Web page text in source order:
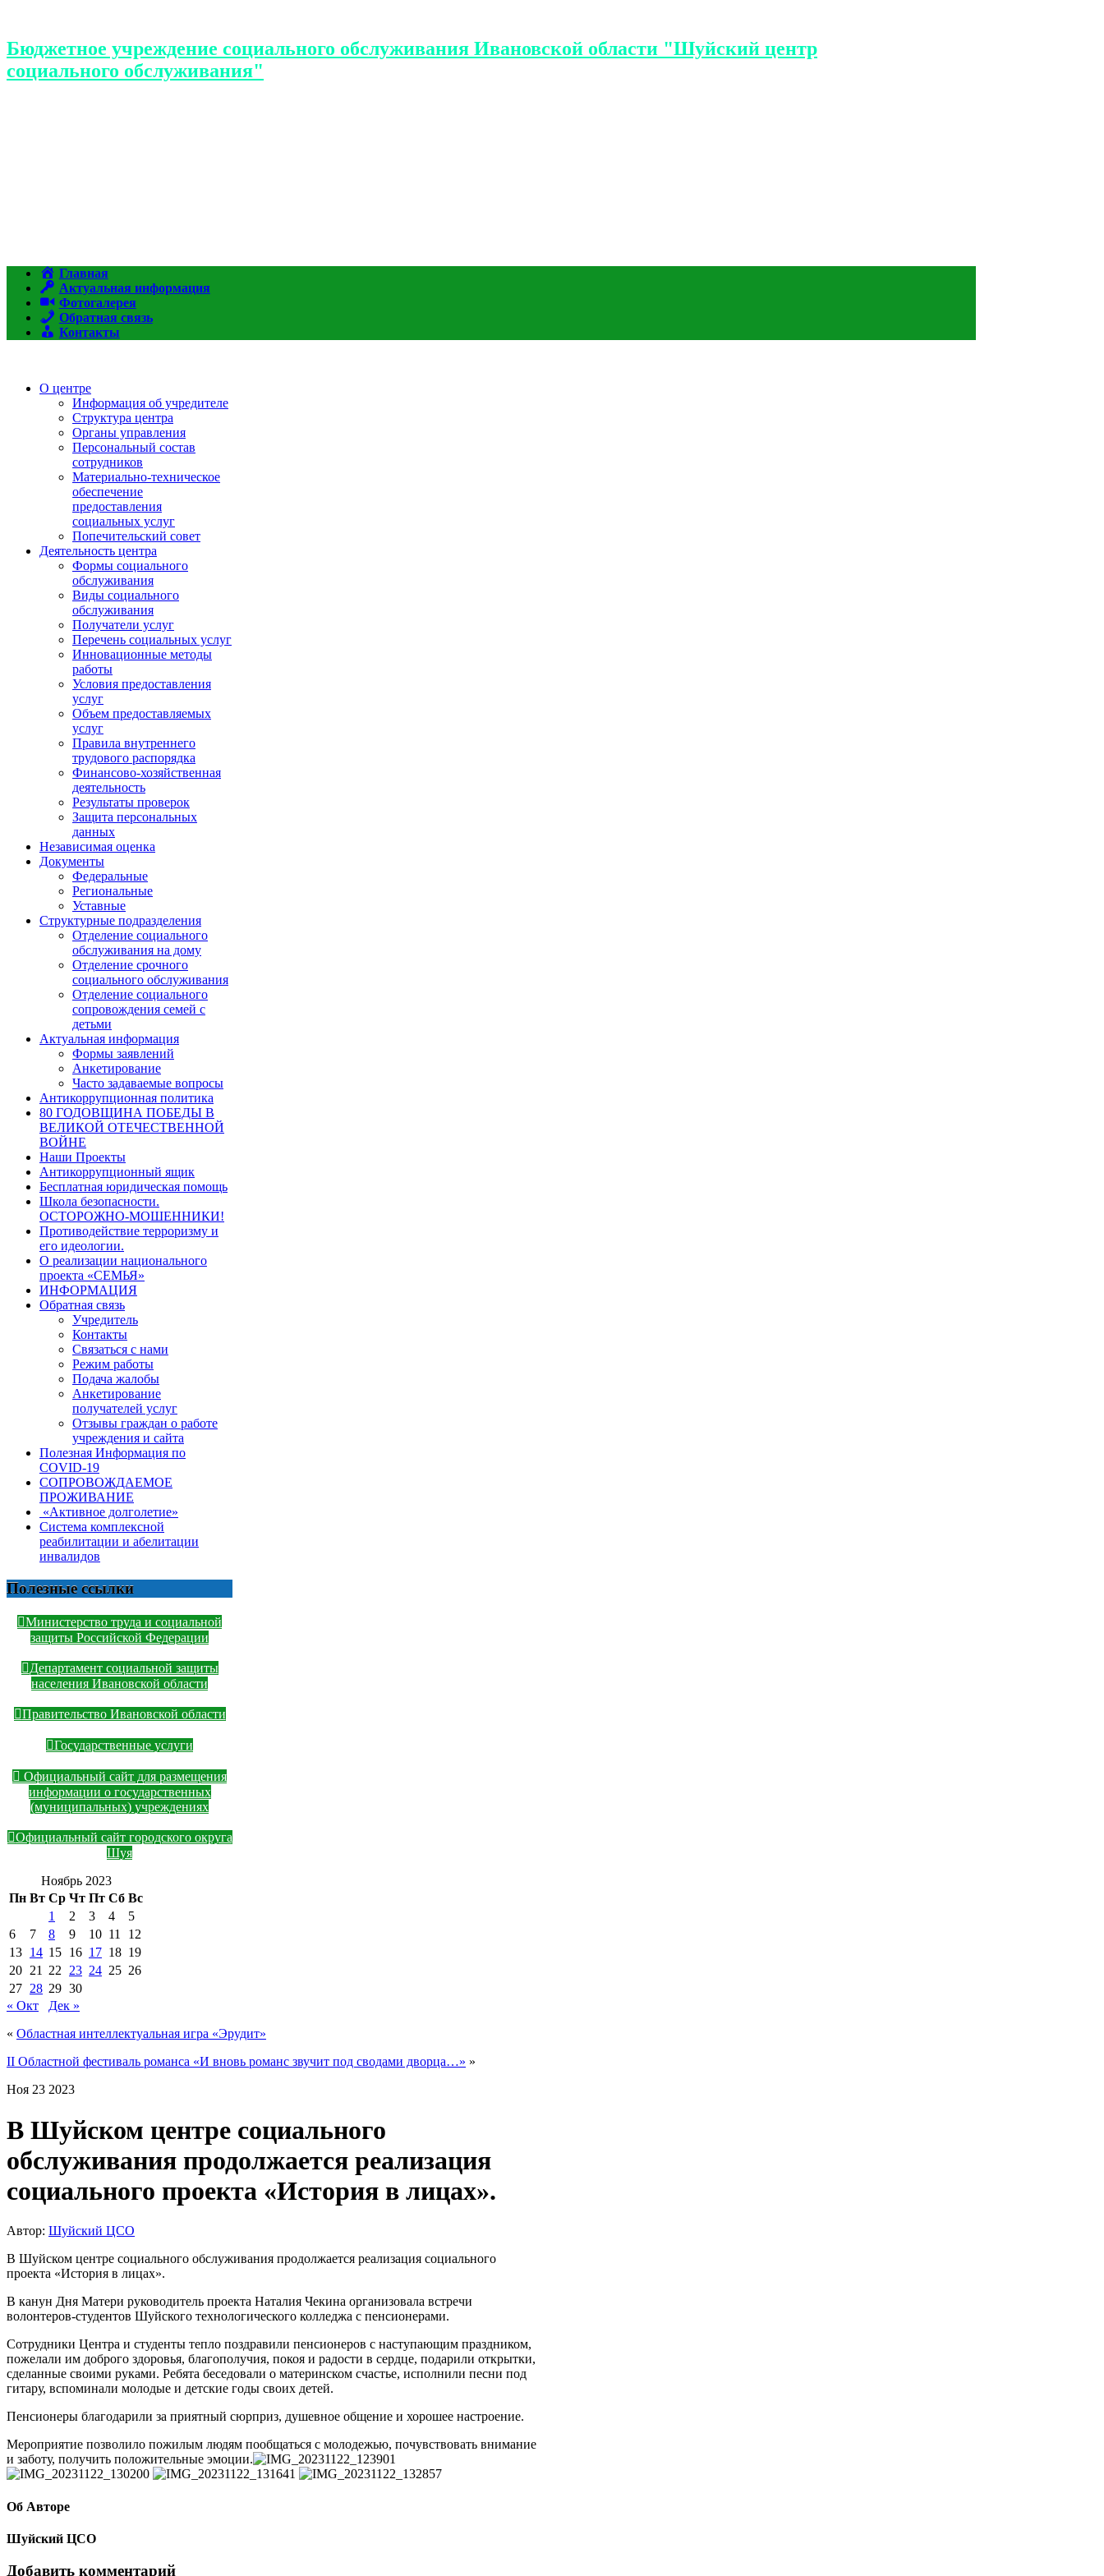
Бюджетное учреждение социального обслуживания Ивановской области "Шуйский центр
социального обслуживания"
Главная
Актуальная информация
Фотогалерея
Обратная связь
Контакты
О центре
Информация об учредителе
Структура центра
Органы управления
Персональный состав
сотрудников
Материально-техническое
обеспечение
предоставления
социальных услуг
Попечительский совет
Деятельность центра
Формы социального
обслуживания
Виды социального
обслуживания
Получатели услуг
Перечень социальных услуг
Инновационные методы
работы
Условия предоставления
услуг
Объем предоставляемых
услуг
Правила внутреннего
трудового распорядка
Финансово-хозяйственная
деятельность
Результаты проверок
Защита персональных
данных
Независимая оценка
Документы
Федеральные
Региональные
Уставные
Структурные подразделения
Отделение социального
обслуживания на дому
Отделение срочного
социального обслуживания
Отделение социального
сопровождения семей с
детьми
Актуальная информация
Формы заявлений
Анкетирование
Часто задаваемые вопросы
Антикоррупционная политика
80 ГОДОВЩИНА ПОБЕДЫ В
ВЕЛИКОЙ ОТЕЧЕСТВЕННОЙ
ВОЙНЕ
Наши Проекты
Антикоррупционный ящик
Бесплатная юридическая помощь
Школа безопасности.
ОСТОРОЖНО-МОШЕННИКИ!
Противодействие терроризму и
его идеологии.
О реализации национального
проекта «СЕМЬЯ»
ИНФОРМАЦИЯ
Обратная связь
Учредитель
Контакты
Связаться с нами
Режим работы
Подача жалобы
Анкетирование
получателей услуг
Отзывы граждан о работе
учреждения и сайта
Полезная Информация по
COVID-19
СОПРОВОЖДАЕМОЕ
ПРОЖИВАНИЕ
«Активное долголетие»
Система комплексной
реабилитации и абелитации
инвалидов
Полезные ссылки
Министерство труда и социальной
защиты Российской Федерации
Департамент социальной защиты
населения Ивановской области
Правительство Ивановской области
Государственные услуги
Официальный сайт для размещения
информации о государственных
(муниципальных) учреждениях
Официальный сайт городского округа
Шуя
Ноябрь 2023
Пн Вт Ср Чт Пт Сб Вс
1
2 3 4
5
6
7 8 9 10 11
12
13 14 15 16 17 18 19
20 21 22 23 24 25 26
27 28 29 30
« Окт
Дек »
« Областная интеллектуальная игра «Эрудит»
II Областной фестиваль романса «И вновь романс звучит под сводами дворца…» »
Ноя 23 2023
В Шуйском центре социального
обслуживания продолжается реализация
социального проекта «История в лицах».
Автор: Шуйский ЦСО
В Шуйском центре социального обслуживания продолжается реализация социального
проекта «История в лицах».
В канун Дня Матери руководитель проекта Наталия Чекина организовала встречи
волонтеров-студентов Шуйского технологического колледжа с пенсионерами.
Сотрудники Центра и студенты тепло поздравили пенсионеров с наступающим праздником,
пожелали им доброго здоровья, благополучия, покоя и радости в сердце, подарили открытки,
сделанные своими руками. Ребята беседовали о материнском счастье, исполнили песни под
гитару, вспоминали молодые и детские годы своих детей.
Пенсионеры благодарили за приятный сюрприз, душевное общение и хорошее настроение.
Мероприятие позволило пожилым людям пообщаться с молодежью, почувствовать внимание
и заботу, получить положительные эмоции.
Об Авторе
Шуйский ЦСО
Добавить комментарий